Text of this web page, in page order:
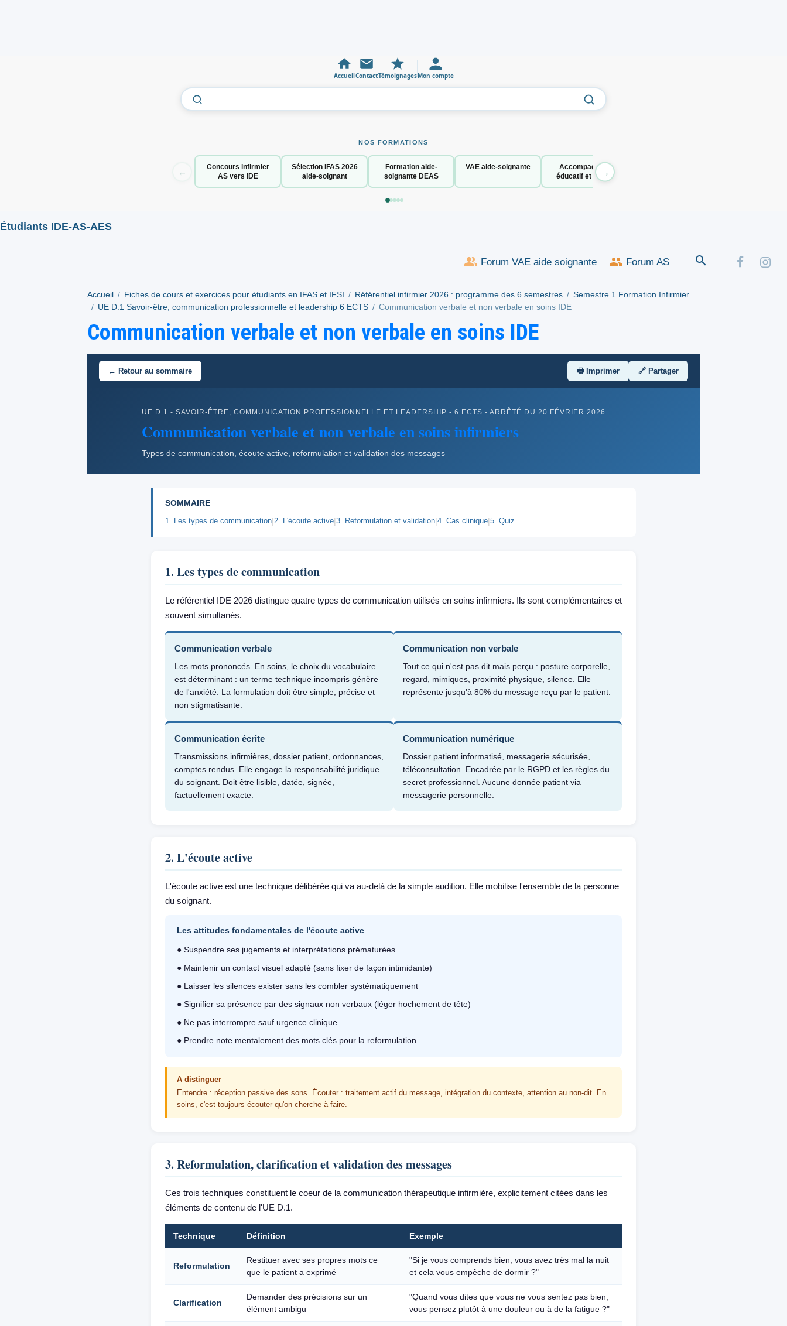
AccueilContactTémoignagesMon compte
NOS FORMATIONS
←
Concours infirmier
AS vers IDE
Sélection IFAS 2026
aide-soignant
Formation aide-
soignante DEAS
VAE aide-soignante
Accompagnant
éducatif et social
→
Étudiants IDE-AS-AES
Forum VAE aide soignante Forum AS
Accueil Fiches de cours et exercices pour étudiants en IFAS et IFSI Référentiel infirmier 2026 : programme des 6 semestres
Semestre 1 Formation Infirmier
UE D.1 Savoir-être, communication professionnelle et leadership 6 ECTS
Communication verbale et non verbale en soins IDE
Communication verbale et non verbale en soins IDE
← Retour au sommaire 🖶 Imprimer 🔗 Partager
UE D.1 - SAVOIR-ÊTRE, COMMUNICATION PROFESSIONNELLE ET LEADERSHIP - 6 ECTS - ARRÊTÉ DU 20 FÉVRIER 2026
Communication verbale et non verbale en soins infirmiers
Types de communication, écoute active, reformulation et validation des messages
SOMMAIRE
1. Les types de communication|2. L'écoute active|3. Reformulation et validation|4. Cas clinique|5. Quiz
1. Les types de communication
Le référentiel IDE 2026 distingue quatre types de communication utilisés en soins infirmiers. Ils sont complémentaires et
souvent simultanés.
Communication verbale
Les mots prononcés. En soins, le choix du vocabulaire
est déterminant : un terme technique incompris génère
de l'anxiété. La formulation doit être simple, précise et
non stigmatisante.
Communication non verbale
Tout ce qui n'est pas dit mais perçu : posture corporelle,
regard, mimiques, proximité physique, silence. Elle
représente jusqu'à 80% du message reçu par le patient.
Communication écrite
Transmissions infirmières, dossier patient, ordonnances,
comptes rendus. Elle engage la responsabilité juridique
du soignant. Doit être lisible, datée, signée,
factuellement exacte.
Communication numérique
Dossier patient informatisé, messagerie sécurisée,
téléconsultation. Encadrée par le RGPD et les règles du
secret professionnel. Aucune donnée patient via
messagerie personnelle.
2. L'écoute active
L'écoute active est une technique délibérée qui va au-delà de la simple audition. Elle mobilise l'ensemble de la personne
du soignant.
Les attitudes fondamentales de l'écoute active
● Suspendre ses jugements et interprétations prématurées
● Maintenir un contact visuel adapté (sans fixer de façon intimidante)
● Laisser les silences exister sans les combler systématiquement
● Signifier sa présence par des signaux non verbaux (léger hochement de tête)
● Ne pas interrompre sauf urgence clinique
● Prendre note mentalement des mots clés pour la reformulation
A distinguer
Entendre : réception passive des sons. Écouter : traitement actif du message, intégration du contexte, attention au non-dit. En
soins, c'est toujours écouter qu'on cherche à faire.
3. Reformulation, clarification et validation des messages
Ces trois techniques constituent le coeur de la communication thérapeutique infirmière, explicitement citées dans les
éléments de contenu de l'UE D.1.
Technique Définition Exemple
Reformulation
Restituer avec ses propres mots ce
que le patient a exprimé
"Si je vous comprends bien, vous avez très mal la nuit
et cela vous empêche de dormir ?"
Clarification
Demander des précisions sur un
élément ambigu
"Quand vous dites que vous ne vous sentez pas bien,
vous pensez plutôt à une douleur ou à de la fatigue ?"